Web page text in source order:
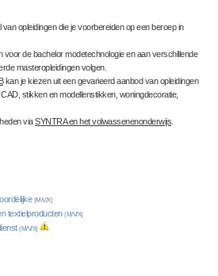
van opleidingen die je voorbereiden op een beroep in
voor de bachelor modetechnologie en aan verschillende
masteropleidingen volgen.
kan je kiezen uit een gevarieerd aanbod van opleidingen
stikken en modellenstikken, woningdecoratie,
viaSYNTRA en het volwassenenonderwijs
(M/V/X)
textielproducten (M/V/X)
(M/V/X)